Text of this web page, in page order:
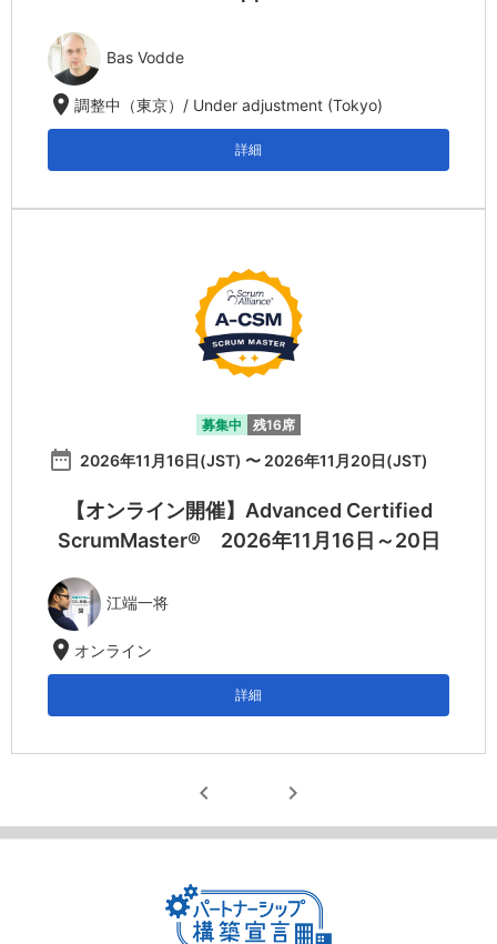
Bas Vodde
location_on調整中（東京）/ Under adjustment (Tokyo)
詳細
募集中 残16席
date_range 2026年11月16日(JST) 〜 2026年11月20日(JST)
【オンライン開催】Advanced Certified
ScrumMaster® 2026年11月16日～20日
江端一将
location_on オンライン
詳細
chevron_left chevron_right